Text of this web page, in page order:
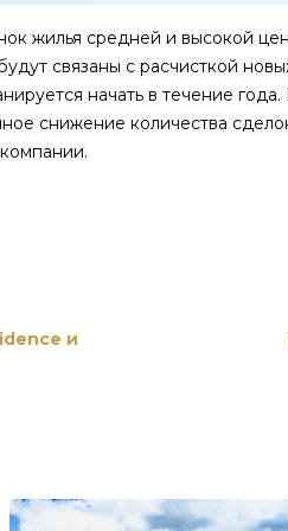
жилья средней и высокой
связаны с расчисткой
начать в течение
снижение количества
и